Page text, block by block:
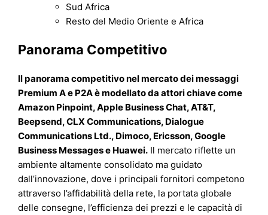
Sud Africa
Resto del Medio Oriente e Africa
Panorama Competitivo
Il panorama competitivo nel mercato dei messaggi
Premium A e P2A è modellato da attori chiave come
Amazon Pinpoint, Apple Business Chat, AT&T,
Beepsend, CLX Communications, Dialogue
Communications Ltd., Dimoco, Ericsson, Google
Business Messages e Huawei. Il mercato riflette un
ambiente altamente consolidato ma guidato
dall’innovazione, dove i principali fornitori competono
attraverso l’affidabilità della rete, la portata globale
delle consegne, l’efficienza dei prezzi e le capacità di